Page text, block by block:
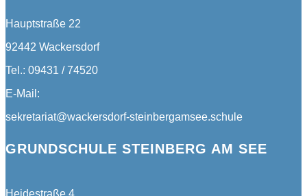
Hauptstraße 22
92442 Wackersdorf
Tel.: 09431 / 74520
E-Mail:
sekretariat@wackersdorf-steinbergamsee.schule
GRUNDSCHULE STEINBERG AM SEE
Heidestraße 4